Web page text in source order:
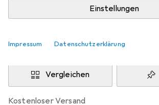
Einstellungen
Impressum Datenschutzerklärung
teppichversand24DE
In den Warenkorb
Vergleichen
kostenloser Versand